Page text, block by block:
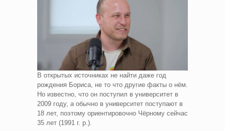
В открытых источниках не найти даже год
рождения Бориса, не то что другие факты о нём.
Но известно, что он поступил в университет в
2009 году, а обычно в университет поступают в
18 лет, поэтому ориентировочно Чёрному сейчас
35 лет (1991 г. р.).